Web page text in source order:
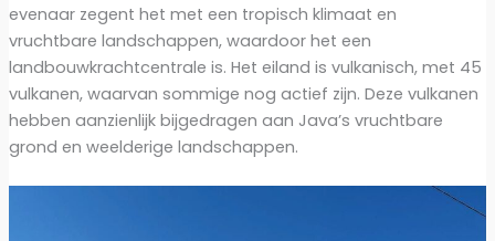
evenaar zegent het met een tropisch klimaat en
vruchtbare landschappen, waardoor het een
landbouwkrachtcentrale is. Het eiland is vulkanisch, met 45
vulkanen, waarvan sommige nog actief zijn. Deze vulkanen
hebben aanzienlijk bijgedragen aan Java’s vruchtbare
grond en weelderige landschappen.